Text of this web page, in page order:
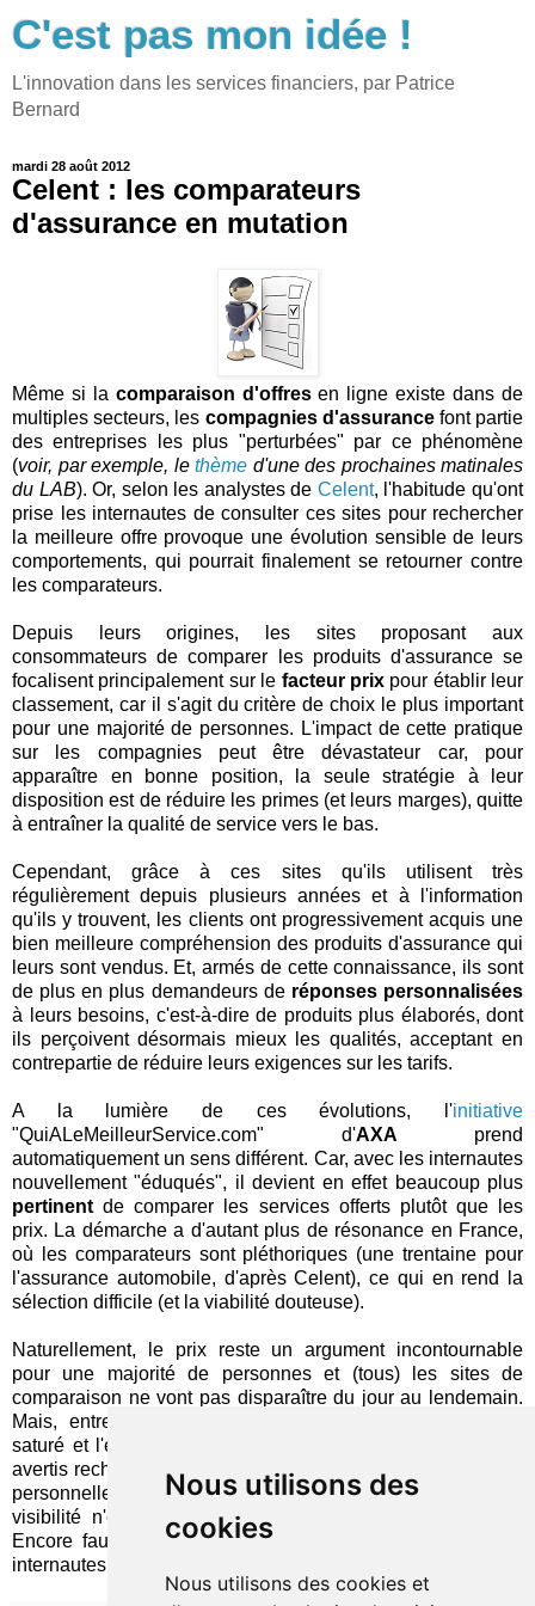
Nous utilisons des
cookies
Nous utilisons des cookies et
C'est pas mon idée !
L'innovation dans les services financiers, par Patrice
Bernard
mardi 28 août 2012
Celent : les comparateurs
d'assurance en mutation
Même si la comparaison d'offresen ligne existe dans de
multiples secteurs, les compagnies d'assurancefont partie
des entreprises les plus "perturbées" par ce phénomène
(voir, par exemple, le thème d'une des prochaines matinales
du LAB). Or, selon les analystes de Celent, l'habitude qu'ont
prise les internautes de consulter ces sites pour rechercher
la meilleure offre provoque une évolution sensible de leurs
comportements, qui pourrait finalement se retourner contre
les comparateurs.
Depuis leurs origines, les sites proposant aux
consommateurs de comparer les produits d'assurance se
focalisent principalement sur le facteur prixpour établir leur
classement, car il s'agit du critère de choix le plus important
pour une majorité de personnes. L'impact de cette pratique
sur les compagnies peut être dévastateur car, pour
apparaître en bonne position, la seule stratégie à leur
disposition est de réduire les primes (et leurs marges), quitte
à entraîner la qualité de service vers le bas.
Cependant, grâce à ces sites qu'ils utilisent très
régulièrement depuis plusieurs années et à l'information
qu'ils y trouvent, les clients ont progressivement acquis une
bien meilleure compréhension des produits d'assurance qui
leurs sont vendus. Et, armés de cette connaissance, ils sont
de plus en plus demandeurs de réponses personnalisées
à leurs besoins, c'est-à-dire de produits plus élaborés, dont
ils perçoivent désormais mieux les qualités, acceptant en
contrepartie de réduire leurs exigences sur les tarifs.
A la lumière de ces évolutions, l'initiative
"QuiALeMeilleurService.com" d'AXA prend
automatiquement un sens différent. Car, avec les internautes
nouvellement "éduqués", il devient en effet beaucoup plus
pertinent de comparer les services offerts plutôt que les
prix. La démarche a d'autant plus de résonance en France,
où les comparateurs sont pléthoriques (une trentaine pour
l'assurance automobile, d'après Celent), ce qui en rend la
sélection difficile (et la viabilité douteuse).
Naturellement, le prix reste un argument incontournable
pour une majorité de personnes et (tous) les sites de
comparaison ne vont pas disparaître du jour au lendemain.
Mais, entre un marché hexagonal des agrégateurs sur-
saturé et l'émergence d'une population de consommateurs
avertis recherchant le produit le plus adapté à leur situation
personnelle, la dictature dudiscountpour préserver sa
visibilité n'est peut-être pas une fatalité
Encore faut-il savoir répondre aux nouvelles attentes des
internautes !